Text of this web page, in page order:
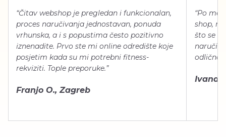
“Čitav webshop je pregledan i funkcionalan,
proces naručivanja jednostavan, ponuda
vrhunska, a i s popustima često pozitivno
iznenadite. Prvo ste mi online odredište koje
posjetim kada su mi potrebni fitness-
rekviziti. Tople preporuke.”
Franjo O., Zagreb
“Po
shop,
što se
naručiti,
odlično
Ivana